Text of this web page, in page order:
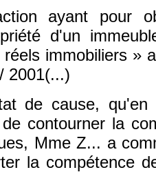
ayant pour
d'un
immobiliers »
2001(...)
de cause, qu'en
contourner la
Mme Z... a
la compétence